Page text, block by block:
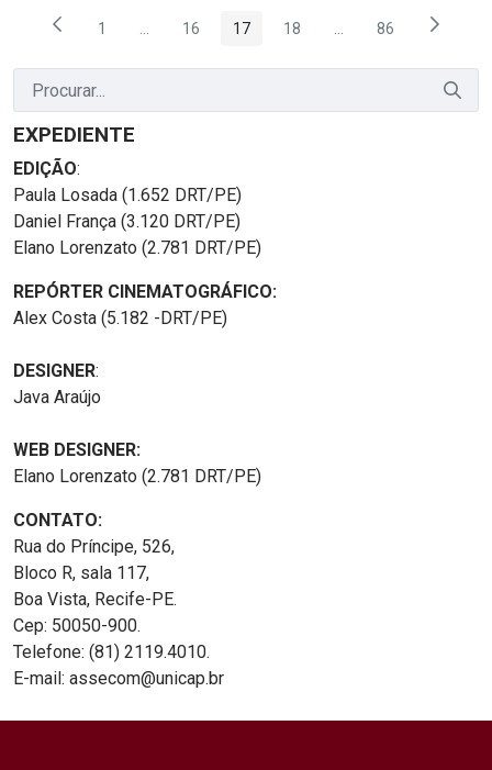
Página
1 ...Páginas intermediárias Usar ABA para navegar.
Página
16 Página
17 Página
18 ...PáginasPágina
86
EXPEDIENTE
EDIÇÃO:
Paula Losada (1.652 DRT/PE)
Daniel França (3.120 DRT/PE)
Elano Lorenzato (2.781 DRT/PE)
REPÓRTER CINEMATOGRÁFICO:
Alex Costa (5.182 -DRT/PE)
DESIGNER:
Java Araújo
WEB DESIGNER:
Elano Lorenzato (2.781 DRT/PE)
CONTATO:
Rua do Príncipe, 526,
Bloco R, sala 117,
Boa Vista, Recife-PE.
Cep: 50050-900.
Telefone: (81) 2119.4010.
E-mail: assecom@unicap.br